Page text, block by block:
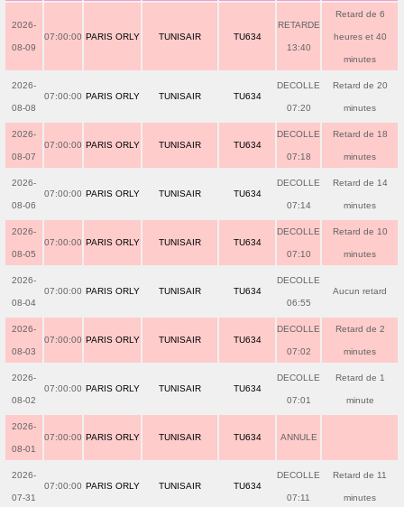
2026-
08-09
07:00:00 PARIS ORLY TUNISAIR TU634
RETARDE
13:40
Retard de 6
heures et 40
minutes
2026-
08-08
07:00:00 PARIS ORLY TUNISAIR TU634
DECOLLE
07:20
Retard de 20
minutes
2026-
08-07
07:00:00 PARIS ORLY TUNISAIR TU634
DECOLLE
07:18
Retard de 18
minutes
2026-
08-06
07:00:00 PARIS ORLY TUNISAIR TU634
DECOLLE
07:14
Retard de 14
minutes
2026-
08-05
07:00:00 PARIS ORLY TUNISAIR TU634
DECOLLE
07:10
Retard de 10
minutes
2026-
08-04
07:00:00 PARIS ORLY TUNISAIR TU634
DECOLLE
06:55
Aucun retard
2026-
08-03
07:00:00 PARIS ORLY TUNISAIR TU634
DECOLLE
07:02
Retard de 2
minutes
2026-
08-02
07:00:00 PARIS ORLY TUNISAIR TU634
DECOLLE
07:01
Retard de 1
minute
2026-
08-01
07:00:00 PARIS ORLY TUNISAIR TU634 ANNULE
2026-
07-31
07:00:00 PARIS ORLY TUNISAIR TU634
DECOLLE
07:11
Retard de 11
minutes